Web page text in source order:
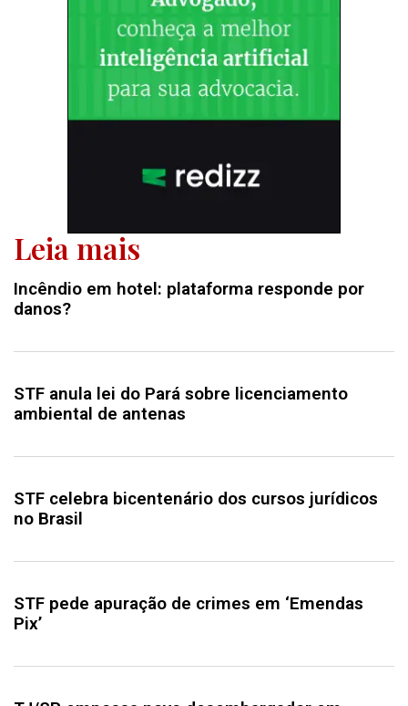
Leia mais
Incêndio em hotel: plataforma responde por
danos?
STF anula lei do Pará sobre licenciamento
ambiental de antenas
STF celebra bicentenário dos cursos jurídicos
no Brasil
STF pede apuração de crimes em ‘Emendas
Pix’